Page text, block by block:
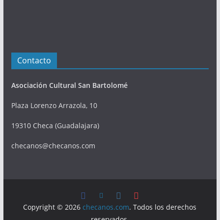
Contacto
Asociación Cultural San Bartolomé
Plaza Lorenzo Arrazola, 10
19310 Checa (Guadalajara)
checanos@checanos.com
Copyright © 2026 checanos.com. Todos los derechos